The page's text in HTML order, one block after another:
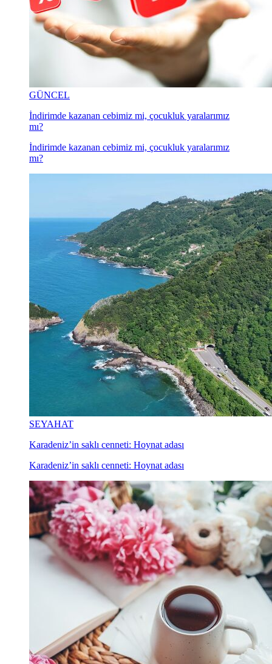
GÜNCEL
İndirimde kazanan cebimiz mi, çocukluk yaralarımız
mı?
İndirimde kazanan cebimiz mi, çocukluk yaralarımız
mı?
SEYAHAT
Karadeniz’in saklı cenneti: Hoynat adası
Karadeniz’in saklı cenneti: Hoynat adası